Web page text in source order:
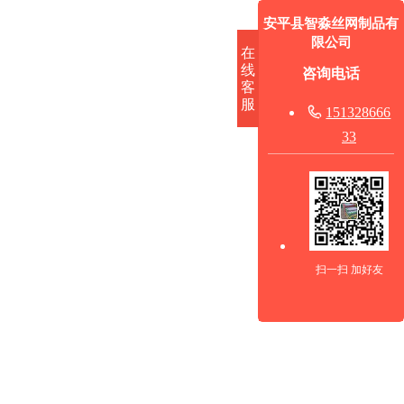
在
线
客
服
安平县智淼丝网制品有
限公司
咨询电话
 151328666
33
扫一扫 加好友